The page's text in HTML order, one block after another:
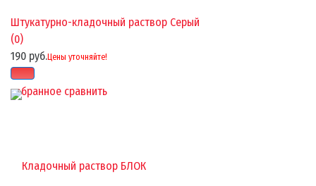
избранное сравнить
Штукатурно-кладочный раствор Серый
(0)
190 руб.Цены уточняйте!